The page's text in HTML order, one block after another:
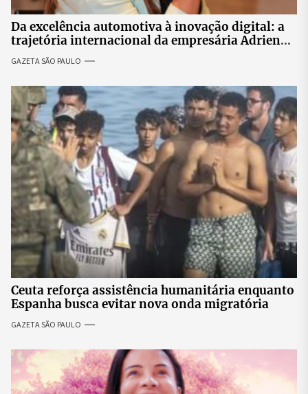
Da excelência automotiva à inovação digital: a
trajetória internacional da empresária Adriene
GAZETA SÃO PAULO
Ceuta reforça assistência humanitária enquanto
Espanha busca evitar nova onda migratória
GAZETA SÃO PAULO